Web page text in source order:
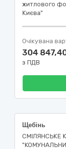
житлового
Києва"
Очікувана
304
з ПДВ
Щебінь
СМІЛЯНСЬКЕ